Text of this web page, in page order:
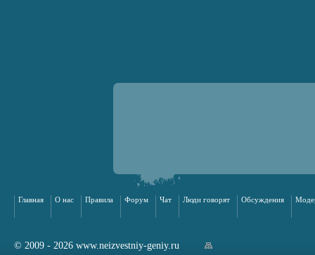
Главная О нас Правила Форум Чат Люди говорят Обсуждения
© 2009 - 2026 www.neizvestniy-geniy.ru
сайта